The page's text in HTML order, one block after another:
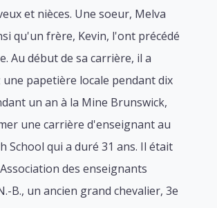
et nièces. Une soeur, Melva
qu'un frère, Kevin, l'ont précédé
Au début de sa carrière, il a
une papetière locale pendant dix
un an à la Mine Brunswick,
une carrière d'enseignant au
School qui a duré 31 ans. Il était
des enseignants
B., un ancien grand chevalier, 3e